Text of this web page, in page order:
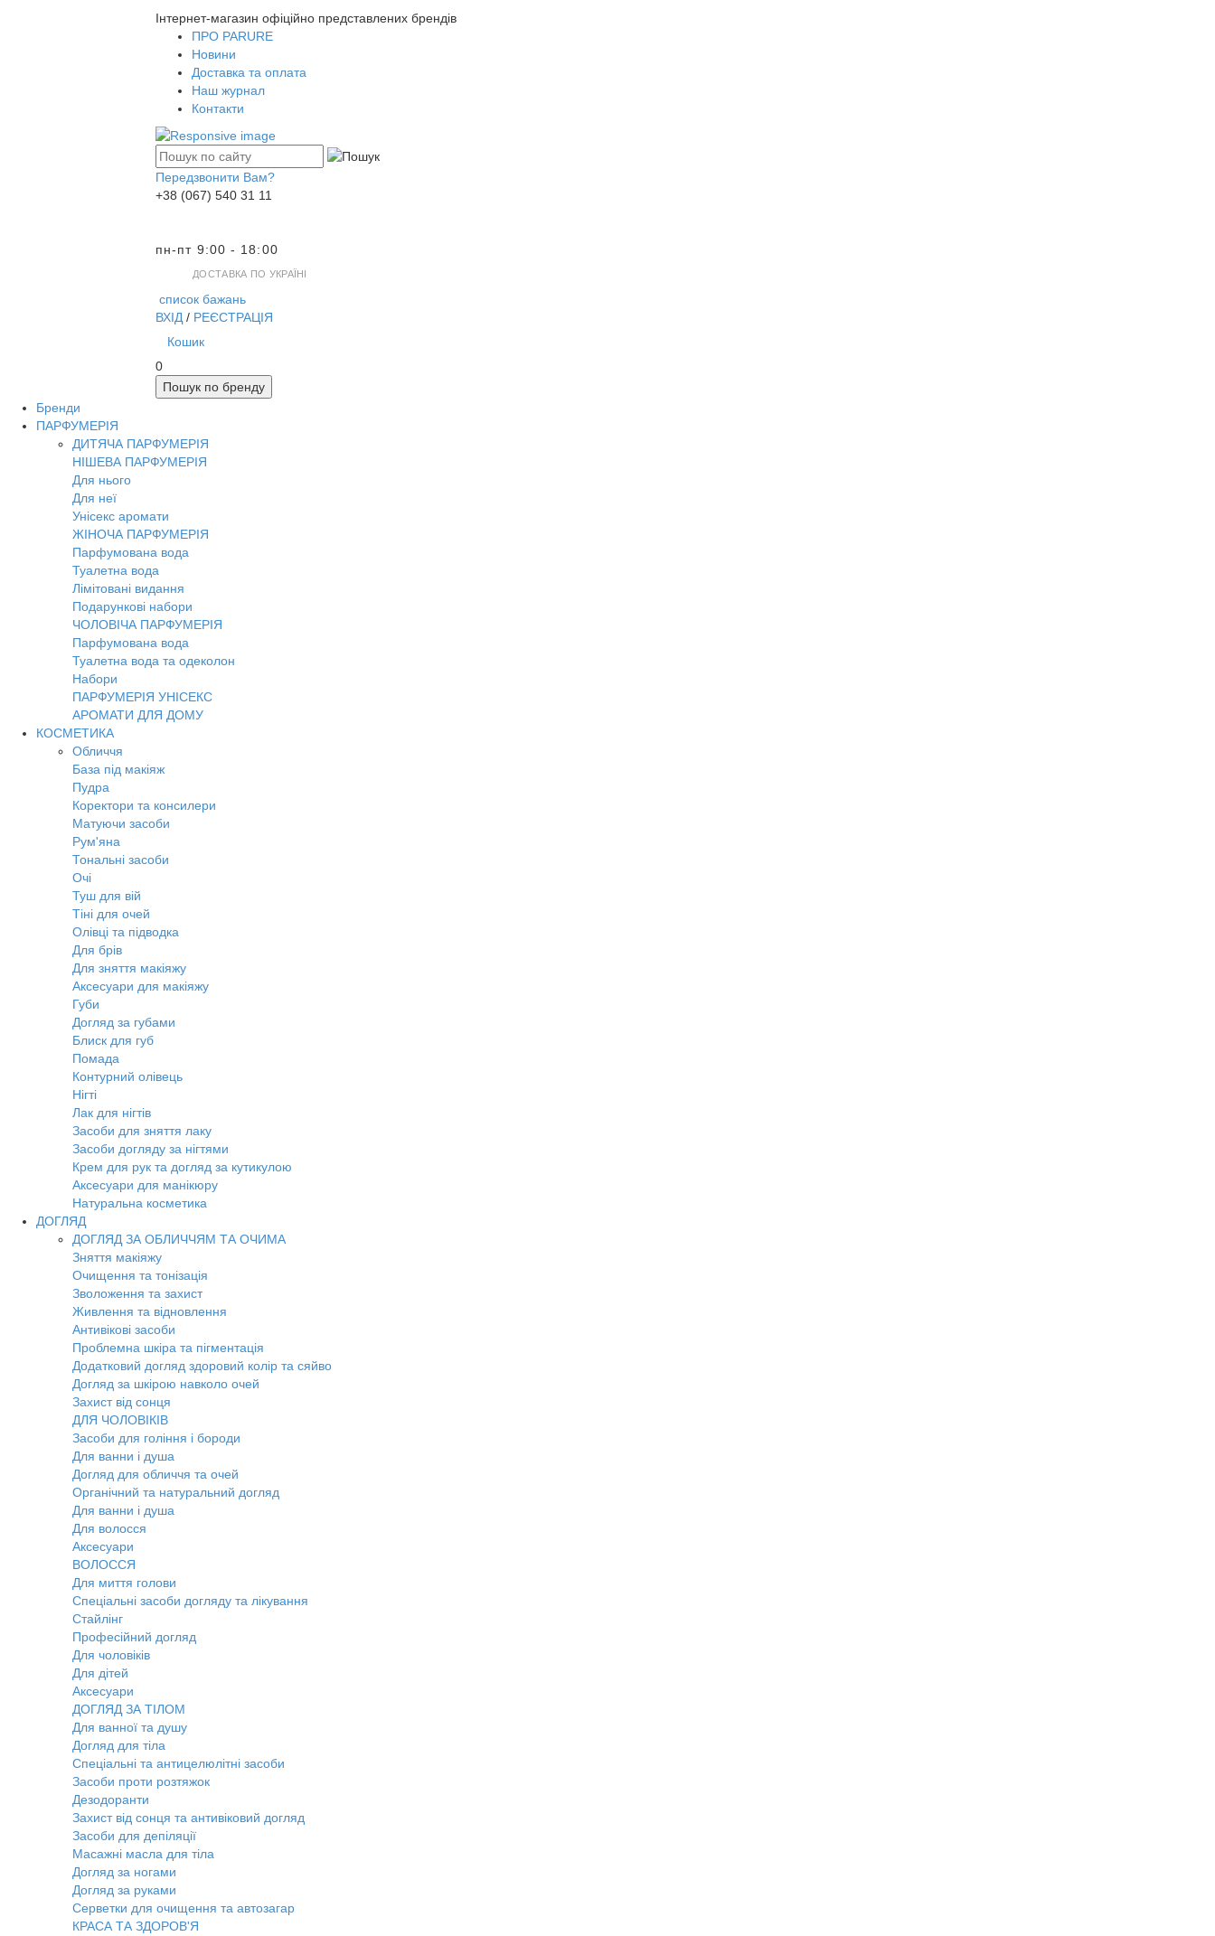
Інтернет-магазин офіційно представлених брендів
ПРО PARURE
Новини
Доставка та оплата
Наш журнал
Контакти
Передзвонити Вам?
+38 (067) 540 31 11
пн-пт 9:00 - 18:00
ДОСТАВКА ПО УКРАЇНІ
список бажань
ВХІД / РЕЄСТРАЦІЯ
Кошик
0
Пошук по бренду
Бренди
ПАРФУМЕРІЯ
ДИТЯЧА ПАРФУМЕРІЯ
НІШЕВА ПАРФУМЕРІЯ
Для нього
Для неї
Унісекс аромати
ЖІНОЧА ПАРФУМЕРІЯ
Парфумована вода
Туалетна вода
Лімітовані видання
Подарункові набори
ЧОЛОВІЧА ПАРФУМЕРІЯ
Парфумована вода
Туалетна вода та одеколон
Набори
ПАРФУМЕРІЯ УНІСЕКС
АРОМАТИ ДЛЯ ДОМУ
КОСМЕТИКА
Обличчя
База під макіяж
Пудра
Коректори та консилери
Матуючи засоби
Рум'яна
Тональні засоби
Очі
Туш для вій
Тіні для очей
Олівці та підводка
Для брів
Для зняття макіяжу
Аксесуари для макіяжу
Губи
Догляд за губами
Блиск для губ
Помада
Контурний олівець
Нігті
Лак для нігтів
Засоби для зняття лаку
Засоби догляду за нігтями
Крем для рук та догляд за кутикулою
Аксесуари для манікюру
Натуральна косметика
ДОГЛЯД
ДОГЛЯД ЗА ОБЛИЧЧЯМ ТА ОЧИМА
Зняття макіяжу
Очищення та тонізація
Зволоження та захист
Живлення та відновлення
Антивікові засоби
Проблемна шкіра та пігментація
Додатковий догляд здоровий колір та сяйво
Догляд за шкірою навколо очей
Захист від сонця
ДЛЯ ЧОЛОВІКІВ
Засоби для гоління і бороди
Для ванни і душа
Догляд для обличчя та очей
Органічний та натуральний догляд
Для ванни і душа
Для волосся
Аксесуари
ВОЛОССЯ
Для миття голови
Спеціальні засоби догляду та лікування
Стайлінг
Професійний догляд
Для чоловіків
Для дітей
Аксесуари
ДОГЛЯД ЗА ТІЛОМ
Для ванної та душу
Догляд для тіла
Спеціальні та антицелюлітні засоби
Засоби проти розтяжок
Дезодоранти
Захист від сонця та антивіковий догляд
Засоби для депіляції
Масажні масла для тіла
Догляд за ногами
Догляд за руками
Серветки для очищення та автозагар
КРАСА ТА ЗДОРОВ'Я